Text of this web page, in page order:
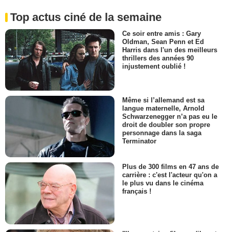
Top actus ciné de la semaine
Ce soir entre amis : Gary
Oldman, Sean Penn et Ed
Harris dans l'un des meilleurs
thrillers des années 90
injustement oublié !
Même si l’allemand est sa
langue maternelle, Arnold
Schwarzenegger n’a pas eu le
droit de doubler son propre
personnage dans la saga
Terminator
Plus de 300 films en 47 ans de
carrière : c'est l'acteur qu'on a
le plus vu dans le cinéma
français !